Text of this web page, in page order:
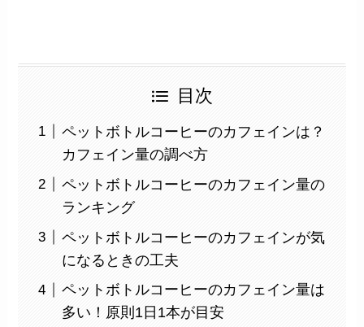
目次
ペットボトルコーヒーのカフェインは？
カフェイン量の調べ方
ペットボトルコーヒーのカフェイン量の
ランキング
ペットボトルコーヒーのカフェインが気
になるときの工夫
ペットボトルコーヒーのカフェイン量は
多い！原則1日1本が目安